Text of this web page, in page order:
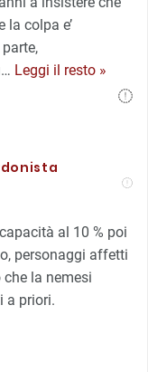
colpa e’
… Leggi il resto »
al 10 % poi
personaggi affetti
che la nemesi
a priori.